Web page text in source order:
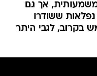
אך גם
נפלאות ששודרו
בקרוב, לגבי היתר